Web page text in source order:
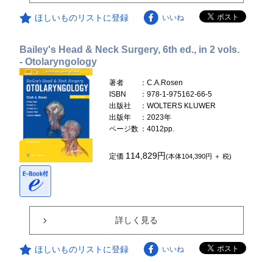
ほしいものリストに登録 いいね
Bailey's Head & Neck Surgery, 6th ed., in 2 vols.
- Otolaryngology
著者
：C.A.Rosen
ISBN
：978-1-975162-66-5
出版社
：WOLTERS KLUWER
出版年
：2023年
ページ数 ：4012pp.
定価 114,829円(本体104,390円 ＋ 税)
詳しく見る
ほしいものリストに登録 いいね